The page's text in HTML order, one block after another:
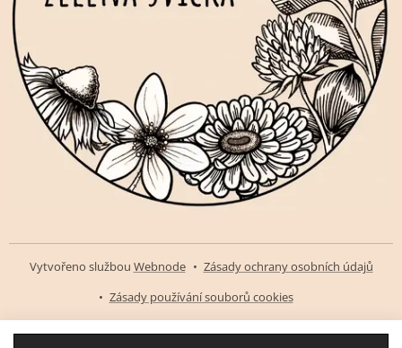
Vytvořeno službou Webnode
Zásady ochrany osobních údajů
Zásady používání souborů cookies